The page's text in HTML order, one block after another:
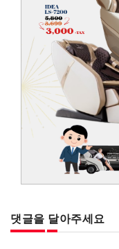
댓글을 달아주세요